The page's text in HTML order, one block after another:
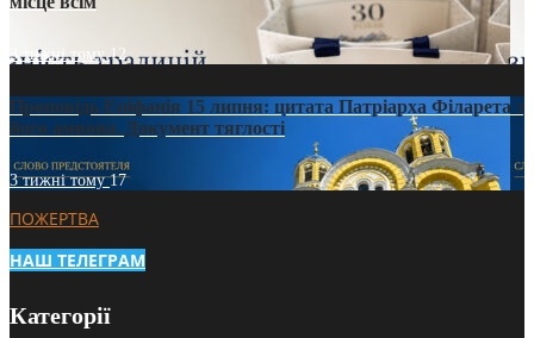
3 тижні тому12
Проповідь Епіфанія 15 липня: цитата Патріарха Філарета з
його амвона. Документ тяглості
3 тижні тому17
ПОЖЕРТВА
НАШ ТЕЛЕГРАМ
Категорії